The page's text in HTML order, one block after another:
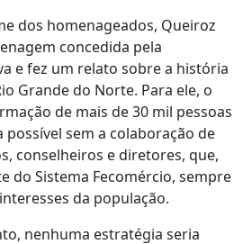
dos homenageados, Queiroz
concedida pela
e fez um relato sobre a história
Grande do Norte. Para ele, o
de mais de 30 mil pessoas
possível sem a colaboração de
conselheiros e diretores, que,
do Sistema Fecomércio, sempre
da população.
nenhuma estratégia seria